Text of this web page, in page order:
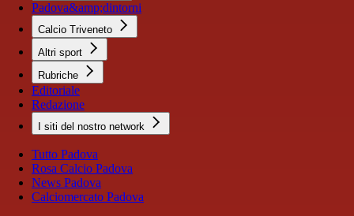
Padova&amp;dintorni
Calcio Triveneto
Altri sport
Rubriche
Editoriale
Redazione
I siti del nostro network
Tutto Padova
Rosa Calcio Padova
News Padova
Calciomercato Padova